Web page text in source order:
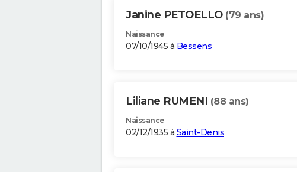
Janine PETOELLO (79 ans)
Naissance
07/10/1945 à Bessens
Liliane RUMENI (88 ans)
Naissance
02/12/1935 à Saint-Denis